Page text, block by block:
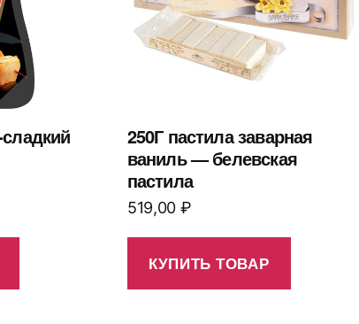
250Г пастила заварная
ваниль — белевская
пастила
519,00 ₽
КУПИТЬ ТОВАР